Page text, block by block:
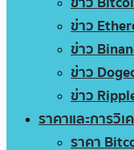
ข่าว
ข่าว
ข่าว
ข่าว
ราคาและการวิเ
ราคา